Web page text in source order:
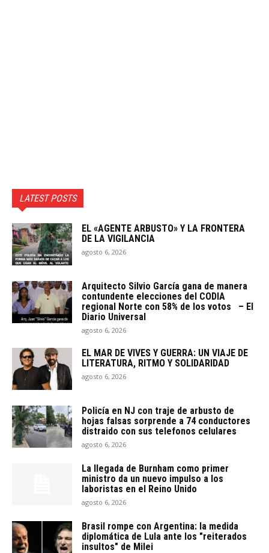
LATEST POSTS
EL «AGENTE ARBUSTO» Y LA FRONTERA
DE LA VIGILANCIA
agosto 6, 2026
Arquitecto SiIvio García gana de manera
contundente elecciones del CODIA
regional Norte con 58% de los votos – El
Diario Universal
agosto 6, 2026
EL MAR DE VIVES Y GUERRA: UN VIAJE DE
LITERATURA, RITMO Y SOLIDARIDAD
agosto 6, 2026
Policía en NJ con traje de arbusto de
hojas falsas sorprende a 74 conductores
distraido con sus telefonos celulares
agosto 6, 2026
La llegada de Burnham como primer
ministro da un nuevo impulso a los
laboristas en el Reino Unido
agosto 6, 2026
Brasil rompe con Argentina: la medida
diplomática de Lula ante los "reiterados
insultos" de Milei